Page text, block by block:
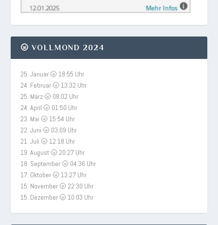
🌝 VOLLMOND 2024
25. Januar 🌝 18:55 Uhr
24. Februar 🌝 13:32 Uhr
25. März 🌝 08:02 Uhr
24. April 🌝 01:50 Uhr
23. Mai 🌝 15:54 Uhr
22. Juni 🌝 03:09 Uhr
21. Juli 🌝 12:18 Uhr
19. August 🌝 20:27 Uhr
18. September 🌝 04:36 Uhr
17. Oktober 🌝 13:27 Uhr
15. November 🌝 22:30 Uhr
15. Dezember 🌝 10:03 Uhr